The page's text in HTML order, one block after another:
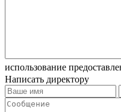
использование
Написать директору